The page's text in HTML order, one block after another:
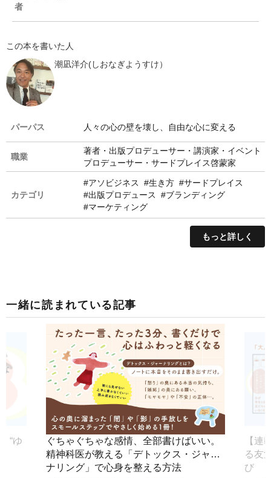
者
この本を書いた人
潮凪洋介(しおなぎようすけ）
パーパス 人々の心の壁を壊し、自由な心に変える
職業
著者・出版プロデューサー・講演家・イベント
プロデューサー・サードプレイス啓蒙家
カテゴリ
#アソビジネス #生き方 #サードプレイス
#出版プロデュース
#ブランディング
#マーケティング
もっと詳しく
一緒に読まれている記事
“ゆ
ぐちゃぐちゃな感情、全部書けばいい。
精神科医が教える「デトックス・ジャー
ナリング」で心身を整える方法
【連
る友
び